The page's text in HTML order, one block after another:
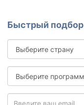
Быстрый подбор
Выберите
страну
Выберите
программу
Введите